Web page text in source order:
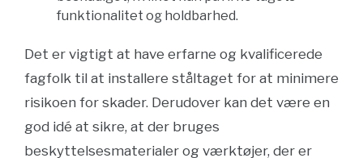
funktionalitet og holdbarhed.
Det er vigtigt at have erfarne og kvalificerede
fagfolk til at installere ståltaget for at minimere
risikoen for skader. Derudover kan det være en
god idé at sikre, at der bruges
beskyttelsesmaterialer og værktøjer, der er